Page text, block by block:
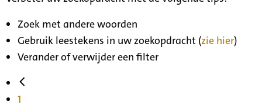
Zoek met andere woorden
Gebruik leestekens in uw zoekopdracht (zie hier)
Verander of verwijder een filter
1